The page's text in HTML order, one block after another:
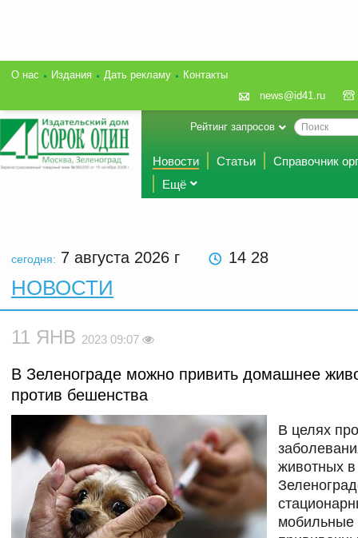
О нас Издания Дать рекламу
Контакты
news@id41.ru
Рейтинг запросов
Новости Статьи
Справочник
Ещё
сегодня: 7 августа 2026 г 14 28
НОВОСТИ
11 ЯНВ 2023 09:07
В Зеленограде можно привить домашнее
против бешенства
В целях
животных в
мобильные